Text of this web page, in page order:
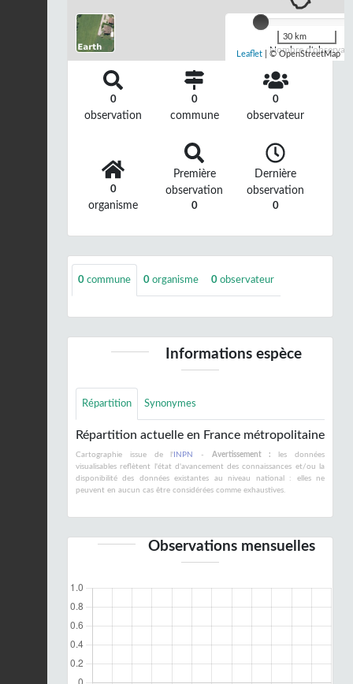
Nombre
30 km
Leaflet | © OpenStreetMap
0
observation
0
commune
0
observateur
0
organisme
Première
observation
0
Dernière
observation
0
0 commune 0 organisme 0 observateur
Informations espèce
Répartition Synonymes
Répartition actuelle en France métropolitaine
Cartographie issue de l' INPN - Avertissement : les données
visualisables reflètent l'état d'avancement des connaissances et/ou la
disponibilité des données existantes au niveau national : elles ne
peuvent en aucun cas être considérées comme exhaustives.
Observations mensuelles